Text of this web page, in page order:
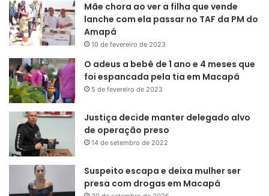
Inclusiva para alunos com seletividade alimentar.
E no avanço do atendimento educacional especializado, a
clínica-escola voltada ao atendimento de alunos com
Transtorno do Espectro Autista (TEA). Mais de 167 crianças
são atendidas por mês.
Mobilidade urbana
Com investimento de R$ 16 milhões, recursos do Tesouro
Municipal, a Via Expressa Comandante Anníbal Barcellos é
uma estrada de 2,6 km que interliga a zona norte ao centro
Mãe chora ao ver a filha que vende
lanche com ela passar no TAF da PM do
Amapá
10 de fevereiro de 2023
O adeus a bebê de 1 ano e 4 meses que
foi espancada pela tia em Macapá
5 de fevereiro de 2023
Justiça decide manter delegado alvo
de operação preso
14 de setembro de 2022
Suspeito escapa e deixa mulher ser
presa com drogas em Macapá